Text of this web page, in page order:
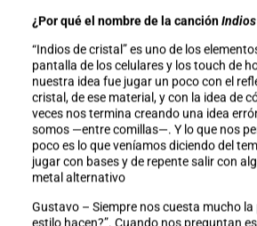
¿Por qué el nombre de la canción
“Indios de cristal” es uno de los
pantalla de los celulares y los touch de
nuestra idea fue jugar un poco con el
cristal, de ese material, y con la idea de
veces nos termina creando una idea
somos —entre comillas—. Y lo que nos
poco es lo que veníamos diciendo del
jugar con bases y de repente salir con
metal alternativo
Gustavo – Siempre nos cuesta mucho la
estilo hacen?”. Cuando nos preguntan